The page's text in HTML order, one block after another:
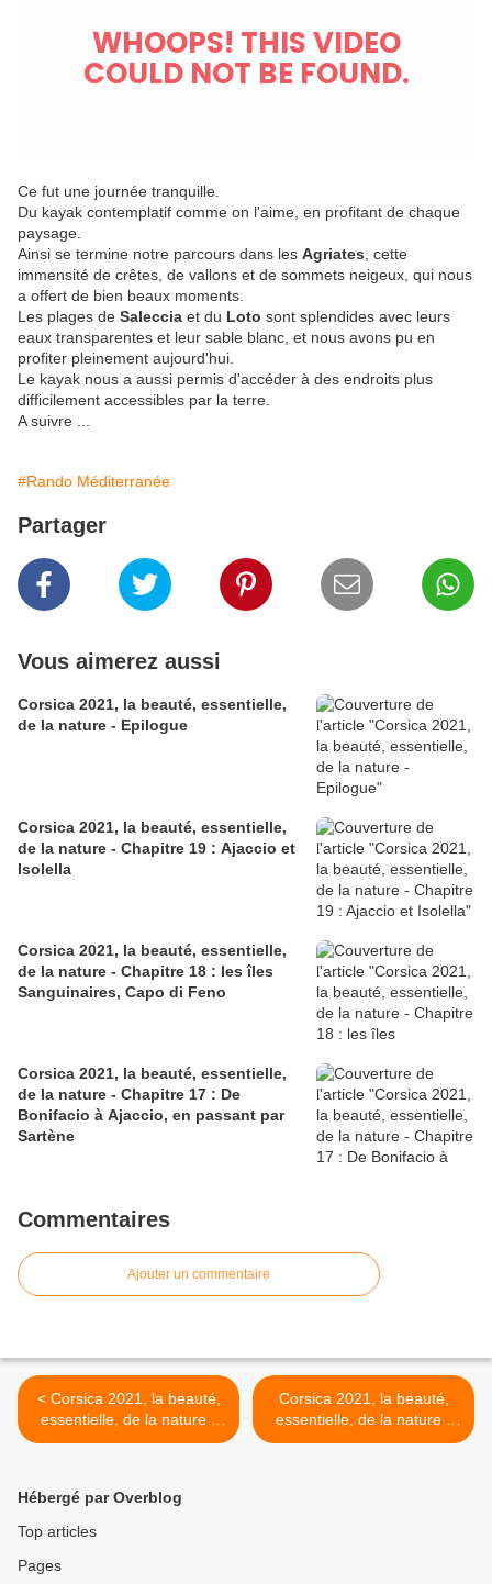
Ce fut une journée tranquille.
Du kayak contemplatif comme on l'aime, en profitant de chaque
paysage.
Ainsi se termine notre parcours dans les Agriates , cette
immensité de crêtes, de vallons et de sommets neigeux, qui nous
a offert de bien beaux moments.
Les plages de Saleccia et du Loto sont splendides avec leurs
eaux transparentes et leur sable blanc, et nous avons pu en
profiter pleinement aujourd'hui.
Le kayak nous a aussi permis d'accéder à des endroits plus
difficilement accessibles par la terre.
A suivre ...
#Rando Méditerranée
Partager
Vous aimerez aussi
Corsica 2021, la beauté, essentielle,
de la nature - Epilogue
Corsica 2021, la beauté, essentielle,
de la nature - Chapitre 19 : Ajaccio et
Isolella
Corsica 2021, la beauté, essentielle,
de la nature - Chapitre 18 : les îles
Sanguinaires, Capo di Feno
Corsica 2021, la beauté, essentielle,
de la nature - Chapitre 17 : De
Bonifacio à Ajaccio, en passant par
Sartène
Commentaires
Ajouter un commentaire
< Corsica 2021, la beauté,
essentielle, de la nature -
Chapitre 2 : les Agriates, de
Corsica 2021, la beauté,
essentielle, de la nature -
Chapitre 4 : le Cap Corse,
Hébergé par Overblog
Top articles
Pages